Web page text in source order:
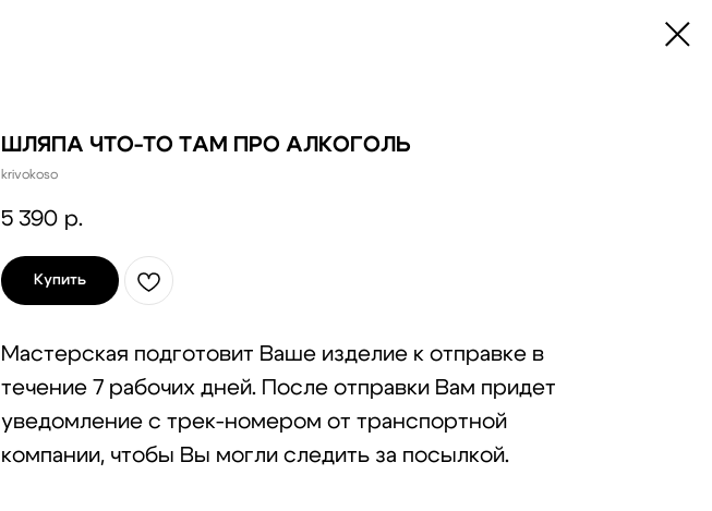
ШЛЯПА ЧТО-ТО ТАМ ПРО АЛКОГОЛЬ
krivokoso
5 390 р.
Купить
Мастерская подготовит Ваше изделие к отправке в
течение 7 рабочих дней. После отправки Вам придет
уведомление с трек-номером от транспортной
компании, чтобы Вы могли следить за посылкой.